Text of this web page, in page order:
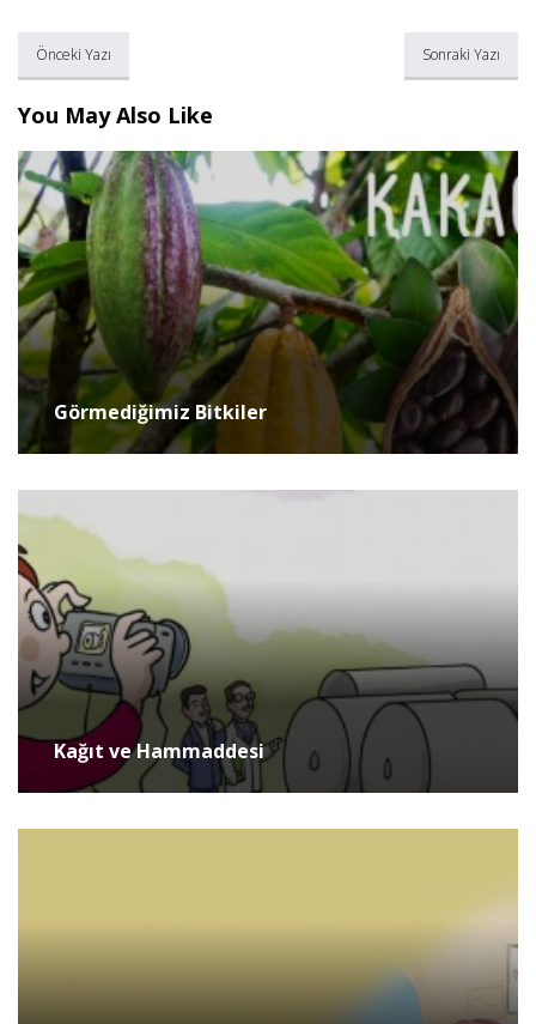
Önceki Yazı Sonraki Yazı
You May Also Like
Görmediğimiz Bitkiler
Kağıt ve Hammaddesi